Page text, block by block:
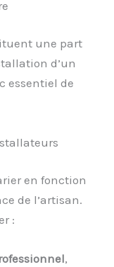
une part
d’un
essentiel de
en fonction
de l’artisan.
:
,